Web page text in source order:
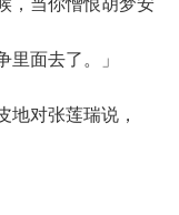
，当你憎恨胡梦安
面去了。」
对张莲瑞说，